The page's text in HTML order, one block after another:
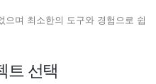
으며 최소한의 도구와 경험으로 쉽
트 선택